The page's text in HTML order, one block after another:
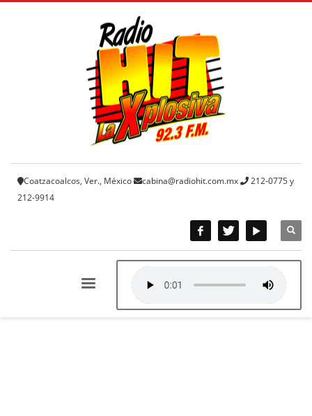
Coatzacoalcos, Ver., México cabina@radiohit.com.mx
212-0775 y
212-9914